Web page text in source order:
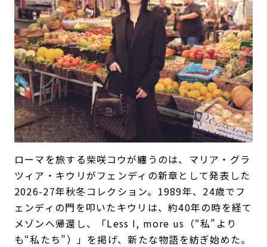
ローマを旅する柴咲コウが纏うのは、マリア・グラ
ツィア・キウリがフェンディの新章として発表した
2026-27年秋冬コレクション。1989年、24歳でフ
ェンディの門を叩いたキウリは、約40年の時を経て
メゾンへ帰還し、「Less I, more us（“私”より
も“私たち”）」を掲げ、新たな物語を紡ぎ始めた。